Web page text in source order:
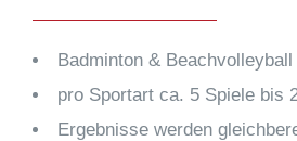
Badminton &
pro Sportart ca. 5 Spiele bis
Ergebnisse werden